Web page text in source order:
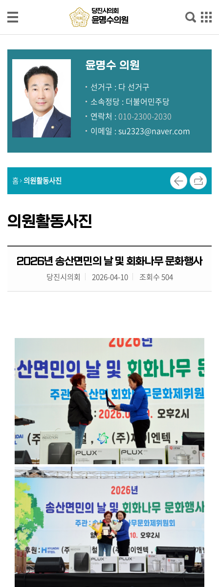
본문으로 바로가기
메인메뉴 바로가기
시
윤
명
수
의
원
인
사
필
정
활
동
의
활
동
사
·
질
문
회
의
록
당진시의회
윤명수의원
윤명수 의원
선거구 : 다 선거구
소속정당 : 더불어민주당
연락처 : 010-2300-2030
이메일 : su2323@naver.com
홈 의원활동사진
의원활동사진
2026년 송산면민의 날 및 회화나무 문화행사
당진시의회 2026-04-10 조회수 504